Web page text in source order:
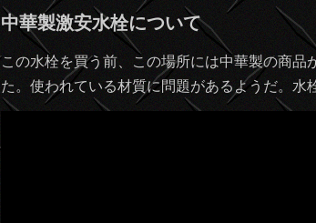
中華製激安水栓について
この水栓を買う前、この場所には中華製の商
た。使われている材質に問題があるようだ。